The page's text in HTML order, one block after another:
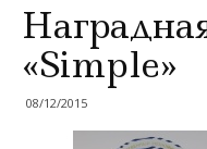
«Simple»
08/12/2015